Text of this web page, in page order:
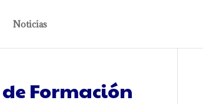
Noticias
Formación